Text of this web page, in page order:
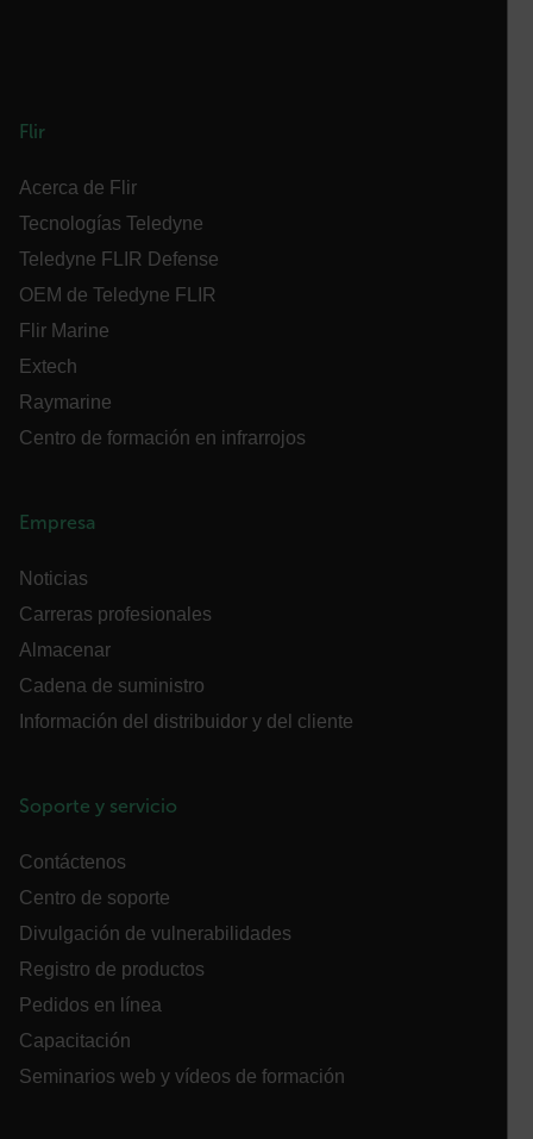
Flir
Acerca de Flir
Tecnologías Teledyne
Teledyne FLIR Defense
OEM de Teledyne FLIR
Flir Marine
Extech
Raymarine
Centro de formación en infrarrojos
Empresa
Noticias
Carreras profesionales
Almacenar
Cadena de suministro
Información del distribuidor y del cliente
Soporte y servicio
Contáctenos
Centro de soporte
Divulgación de vulnerabilidades
Registro de productos
Pedidos en línea
Capacitación
Seminarios web y vídeos de formación
cashrun_site_id
customizerChangeKey
OpenIdConnect.nonce.
customer_id